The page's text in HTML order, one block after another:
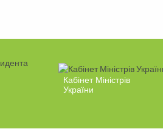
Кабінет Міністрів
України